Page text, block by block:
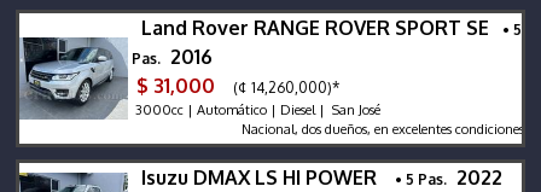
Land Rover RANGE ROVER SPORT SE
• 5
Pas. 2016
$ 31,000
(¢ 14,260,000)*
3000cc | Automático | Diesel | San José
Nacional, dos dueños, en excelentes condiciones
Isuzu DMAX LS HI POWER • 5 Pas. 2022